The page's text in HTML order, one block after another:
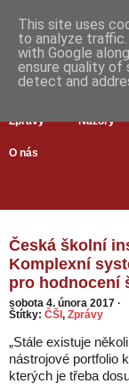
Zprávy Názory
O nás
Česká školní
Komplexní
pro hodnocení
sobota 4. února 2017 ·
Štítky: ČŠI, Zprávy
„Stále existuje
nástrojové portfolio
kterých je třeba
This site uses
to analyze traffic.
with Google
ensure quality of
detect and